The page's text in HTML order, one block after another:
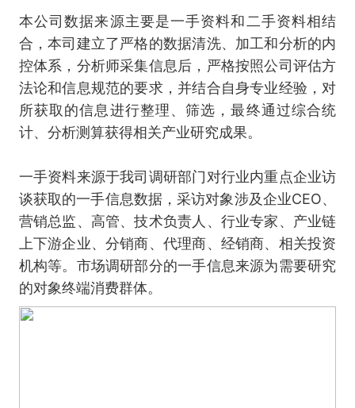
本公司数据来源主要是一手资料和二手资料相结
合，本司建立了严格的数据清洗、加工和分析的内
控体系，分析师采集信息后，严格按照公司评估方
法论和信息规范的要求，并结合自身专业经验，对
所获取的信息进行整理、筛选，最终通过综合统
计、分析测算获得相关产业研究成果。
一手资料来源于我司调研部门对行业内重点企业访
谈获取的一手信息数据，采访对象涉及企业CEO、
营销总监、高管、技术负责人、行业专家、产业链
上下游企业、分销商、代理商、经销商、相关投资
机构等。市场调研部分的一手信息来源为需要研究
的对象终端消费群体。